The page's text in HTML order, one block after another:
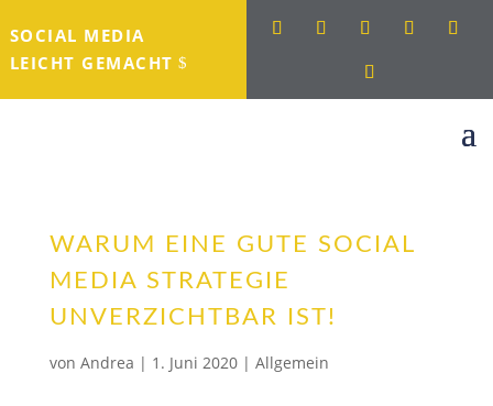
SOCIAL MEDIA
LEICHT GEMACHT
WARUM EINE GUTE SOCIAL
MEDIA STRATEGIE
UNVERZICHTBAR IST!
von Andrea | 1. Juni 2020| Allgemein